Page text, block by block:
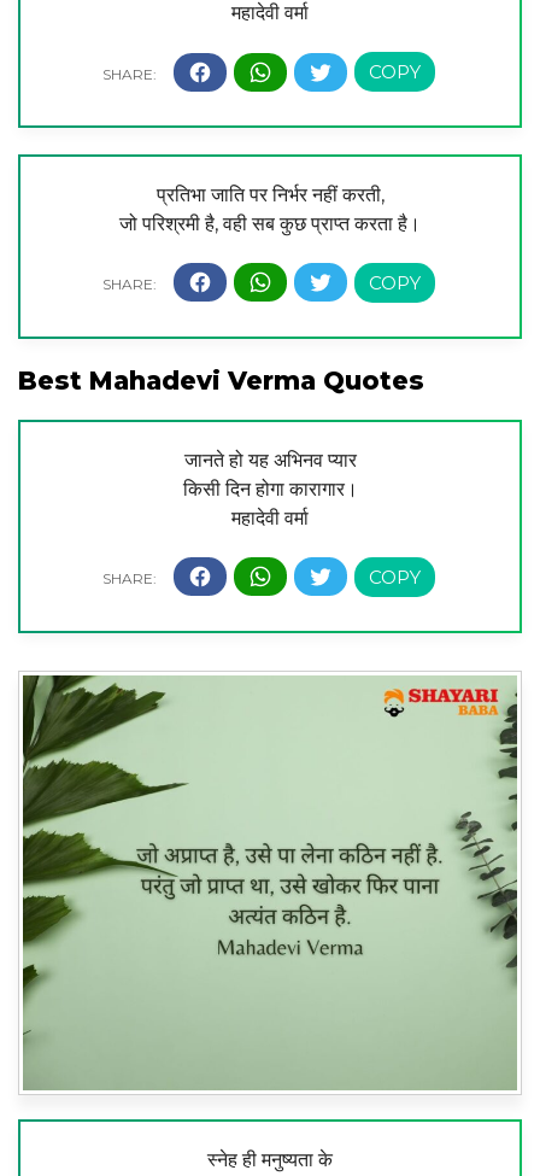
महादेवी वर्मा
प्रतिभा जाति पर निर्भर नहीं करती,
जो परिश्रमी है, वही सब कुछ प्राप्त करता है।
Best Mahadevi Verma Quotes
जानते हो यह अभिनव प्यार
किसी दिन होगा कारागार।
महादेवी वर्मा
स्नेह ही मनुष्यता के